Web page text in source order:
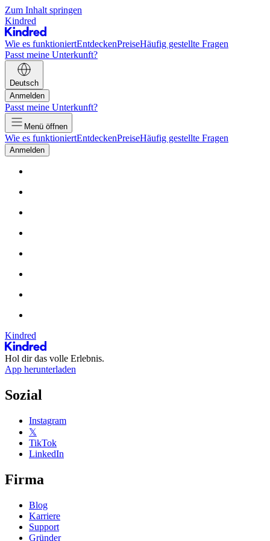
Zum Inhalt springen
Kindred
Wie es funktioniertEntdeckenPreiseHäufig gestellte Fragen
Passt meine Unterkunft?
Deutsch
Anmelden
Passt meine Unterkunft?
Menü öffnen
Wie es funktioniertEntdeckenPreiseHäufig gestellte Fragen
Anmelden
Kindred
Hol dir das volle Erlebnis.
App herunterladen
Sozial
Instagram
𝕏
TikTok
LinkedIn
Firma
Blog
Karriere
Support
Gründer